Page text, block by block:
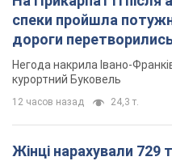
спеки пройшла
дороги перетворились
Відео
Негода накрила Івано-
курортний Буковель
12 часов назад 24,3 т.
Жінці нарахували 729